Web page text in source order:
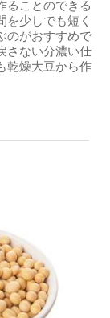
ることのできる
を少しでも短く
のがおすすめで
さない分濃い仕
乾燥大豆から作